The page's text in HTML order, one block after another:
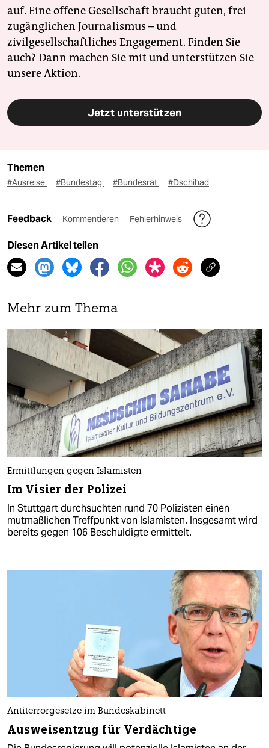
auf. Eine offene Gesellschaft braucht guten, frei
zugänglichen Journalismus – und
zivilgesellschaftliches Engagement. Finden Sie
auch? Dann machen Sie mit und unterstützen Sie
unsere Aktion.
Jetzt unterstützen
Themen
#Ausreise #Bundestag #Bundesrat #Dschihad
Feedback Kommentieren Fehlerhinweis
Diesen Artikel teilen
Mehr zum Thema
Ermittlungen gegen Islamisten
Im Visier der Polizei
In Stuttgart durchsuchten rund 70 Polizisten einen
mutmaßlichen Treffpunkt von Islamisten. Insgesamt wird
bereits gegen 106 Beschuldigte ermittelt.
Antiterrorgesetze im Bundeskabinett
Ausweisentzug für Verdächtige